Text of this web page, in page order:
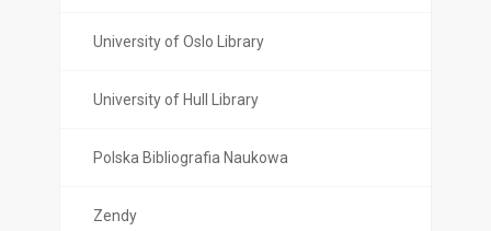
University of Oslo Library
University of Hull Library
Polska Bibliografia Naukowa
Zendy